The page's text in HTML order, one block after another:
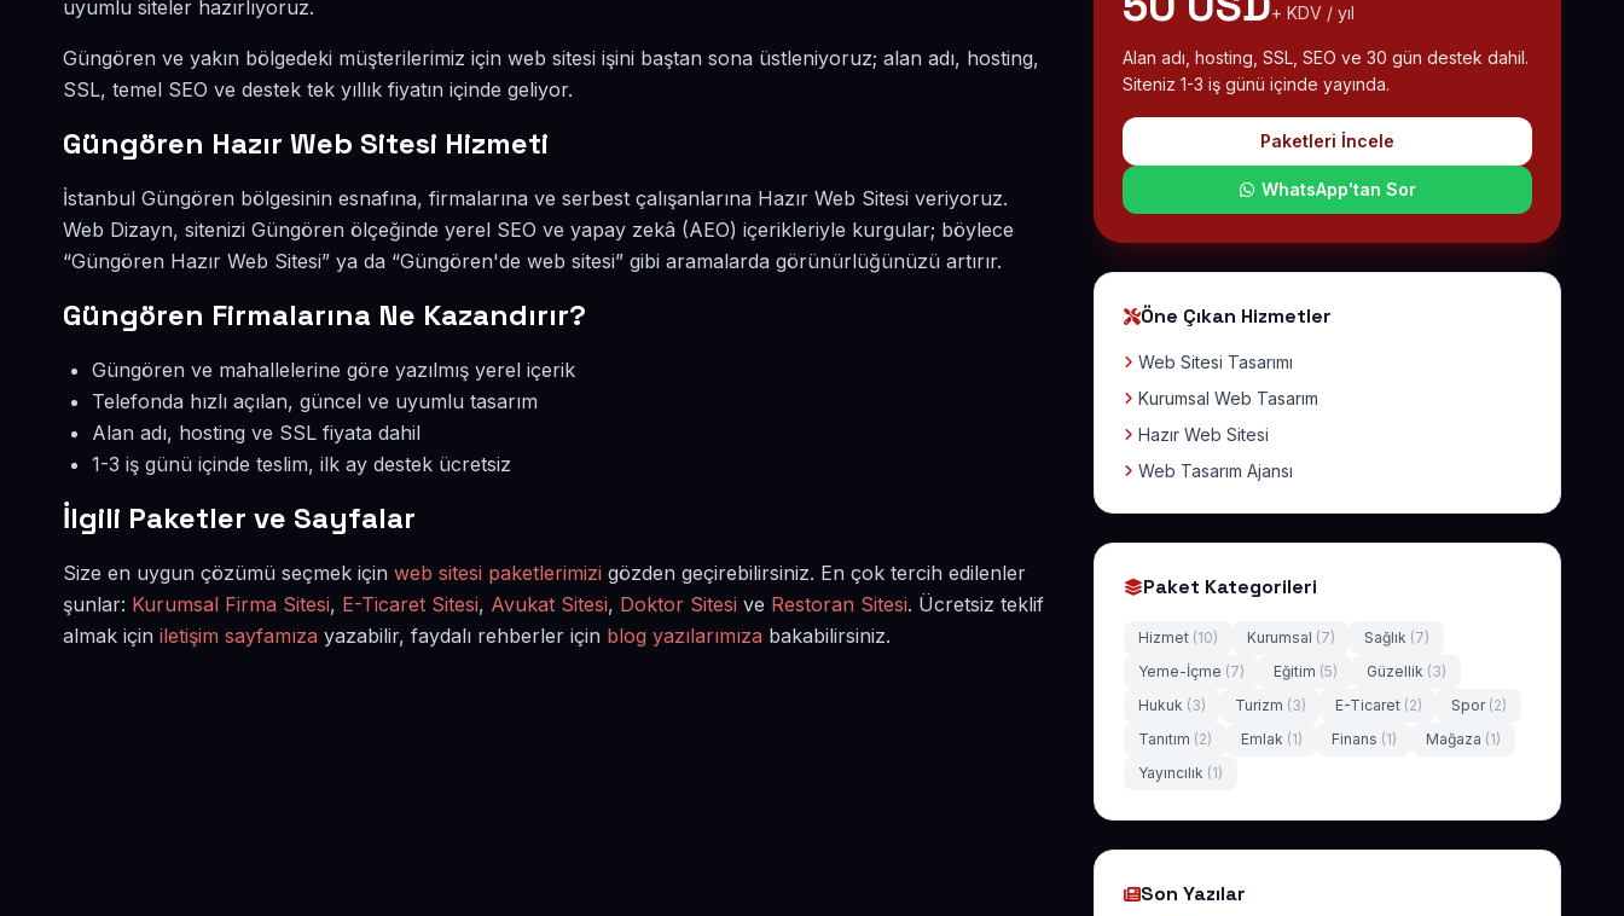
uyumlu siteler hazırlıyoruz.
Güngören ve yakın bölgedeki müşterilerimiz için web sitesi işini baştan sona üstleniyoruz; alan adı, hosting,
SSL, temel SEO ve destek tek yıllık fiyatın içinde geliyor.
Güngören Hazır Web Sitesi Hizmeti
İstanbul Güngören bölgesinin esnafına, firmalarına ve serbest çalışanlarına Hazır Web Sitesi veriyoruz.
Web Dizayn, sitenizi Güngören ölçeğinde yerel SEO ve yapay zekâ (AEO) içerikleriyle kurgular; böylece
“Güngören Hazır Web Sitesi” ya da “Güngören'de web sitesi” gibi aramalarda görünürlüğünüzü artırır.
Güngören Firmalarına Ne Kazandırır?
Güngören ve mahallelerine göre yazılmış yerel içerik
Telefonda hızlı açılan, güncel ve uyumlu tasarım
Alan adı, hosting ve SSL fiyata dahil
1-3 iş günü içinde teslim, ilk ay destek ücretsiz
İlgili Paketler ve Sayfalar
Size en uygun çözümü seçmek için web sitesi paketlerimizi gözden geçirebilirsiniz. En çok tercih edilenler
şunlar: Kurumsal Firma Sitesi, E-Ticaret Sitesi, Avukat Sitesi, Doktor Sitesi ve Restoran Sitesi. Ücretsiz teklif
almak için iletişim sayfamıza yazabilir, faydalı rehberler için blog yazılarımıza bakabilirsiniz.
+ KDV / yıl
Alan adı, hosting, SSL, SEO ve 30 gün destek dahil.
Siteniz 1-3 iş günü içinde yayında.
Paketleri İncele
WhatsApp'tan Sor
Öne Çıkan Hizmetler
Web Sitesi Tasarımı
Kurumsal Web Tasarım
Hazır Web Sitesi
Web Tasarım Ajansı
Paket Kategorileri
Hizmet (10) Kurumsal (7) Sağlık (7)
Yeme-İçme (7) Eğitim (5) Güzellik (3)
Hukuk (3) Turizm (3) E-Ticaret (2) Spor (2)
Tanıtım (2) Emlak (1) Finans (1) Mağaza (1)
Yayıncılık (1)
Son Yazılar